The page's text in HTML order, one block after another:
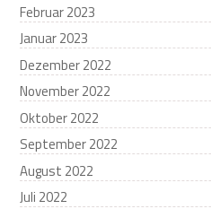
Februar 2023
Januar 2023
Dezember 2022
November 2022
Oktober 2022
September 2022
August 2022
Juli 2022